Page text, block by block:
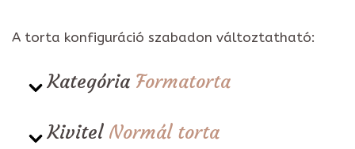
A torta konfiguráció szabadon változtatható:
Kategória Formatorta
Kivitel Normál torta